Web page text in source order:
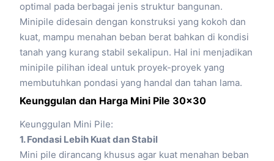
optimal pada berbagai jenis struktur bangunan.
Minipile didesain dengan konstruksi yang kokoh dan
kuat, mampu menahan beban berat bahkan di kondisi
tanah yang kurang stabil sekalipun. Hal ini menjadikan
minipile pilihan ideal untuk proyek-proyek yang
membutuhkan pondasi yang handal dan tahan lama.
Keunggulan dan Harga Mini Pile 30×30
Keunggulan Mini Pile:
1. Fondasi Lebih Kuat dan Stabil
Mini pile dirancang khusus agar kuat menahan beban